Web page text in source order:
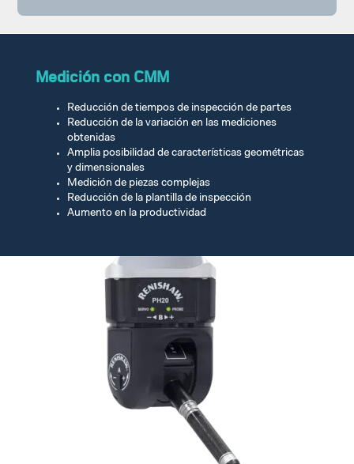
Medición con CMM
Reducción de tiempos de inspección de partes
Reducción de la variación en las mediciones
obtenidas
Amplia posibilidad de características geométricas
y dimensionales
Medición de piezas complejas
Reducción de la plantilla de inspección
Aumento en la productividad